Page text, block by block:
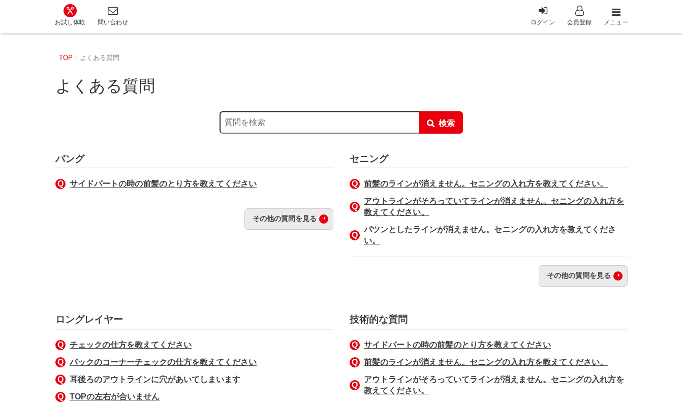
カット講習・カットスクール 日本カットアカデミー総合サイト
お試し体験 問い合わせ ログイン 会員登録 メニュー
TOP よくある質問
よくある質問
検索
バング
サイドパートの時の前髪のとり方を教えてください
その他の質問を見る
セニング
前髪のラインが消えません。セニングの入れ方を教えてください。
アウトラインがそろっていてラインが消えません。セニングの入れ方を
教えてください。
パツンとしたラインが消えません。セニングの入れ方を教えてくださ
い。
その他の質問を見る
ロングレイヤー
チェックの仕方を教えてください
バックのコーナーチェックの仕方を教えてください
耳後ろのアウトラインに穴があいてしまいます
TOPの左右が合いません
技術的な質問
サイドパートの時の前髪のとり方を教えてください
前髪のラインが消えません。セニングの入れ方を教えてください。
アウトラインがそろっていてラインが消えません。セニングの入れ方を
教えてください。